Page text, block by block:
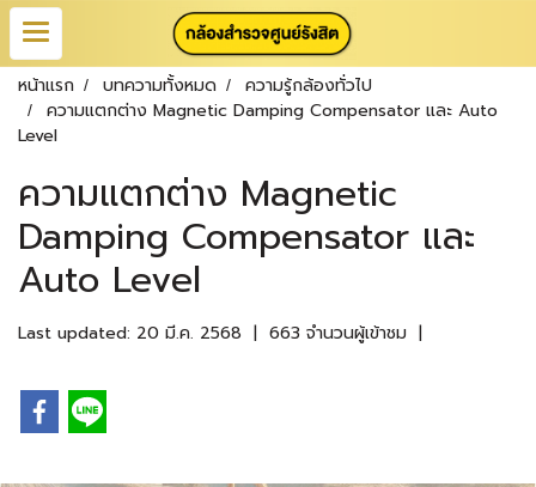
หน้าแรก บทความทั้งหมด
ความรู้กล้องทั่วไป
ความแตกต่าง Magnetic Damping Compensator และ Auto
Level
ความแตกต่าง Magnetic
Damping Compensator และ
Auto Level
Last updated: 20 มี.ค. 2568 | 663 จำนวนผู้เข้าชม |